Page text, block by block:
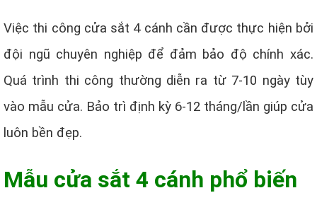
Việc thi công cửa sắt 4 cánh cần được thực hiện bởi
đội ngũ chuyên nghiệp để đảm bảo độ chính xác.
Quá trình thi công thường diễn ra từ 7-10 ngày tùy
vào mẫu cửa. Bảo trì định kỳ 6-12 tháng/lần giúp cửa
luôn bền đẹp.
Mẫu cửa sắt 4 cánh phổ biến